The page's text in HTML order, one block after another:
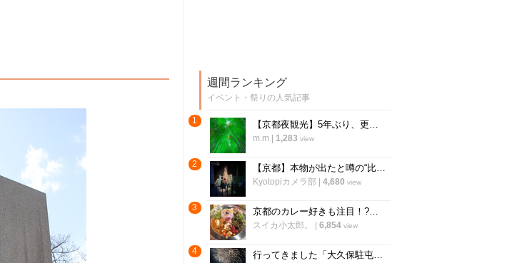
週間ランキング
イベント・祭りの人気記事
1 【京都夜観光】5年ぶり、更に進化を遂げて復活 幻想的な癒しのライトアップ「東山観月路」
m.m 1,283 view
2 【京都】本物が出たと噂の“比叡山お化け屋敷”が26年ぶりに復活！あの恐怖体験が蘇る
Kyotopiカメラ部 4,680 view
3 京都のカレー好きも注目！?大丸京都店裏の個性派スパイスカレー店「シチサンカレー」
スイカ小太郎。 6,854 view
4 行ってきました「大久保駐屯地夏まつり」8/9は「桂駐屯地納涼夏祭り」開催【イベント】